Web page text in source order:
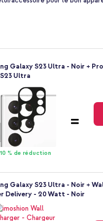
Galaxy S23 Ultra - Noir +
Ultra
10 % de réduction
Galaxy S23 Ultra - Noir +
Delivery - 20 Watt - Noir